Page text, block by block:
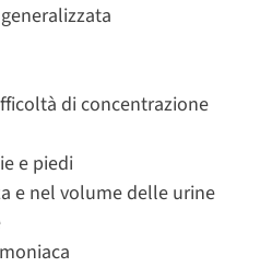
di concentrazione
e piedi
e nel volume delle urine